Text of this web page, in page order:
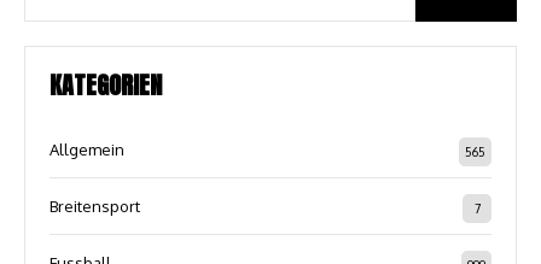
KATEGORIEN
Allgemein 565
Breitensport 7